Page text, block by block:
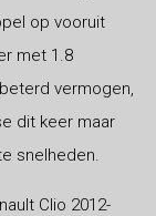
op vooruit
met 1.8
vermogen,
dit keer maar
snelheden.
Clio 2012-